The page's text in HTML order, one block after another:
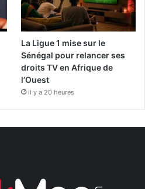
La Ligue 1 mise sur le
Sénégal pour relancer ses
droits TV en Afrique de
l’Ouest
il y a 20 heures